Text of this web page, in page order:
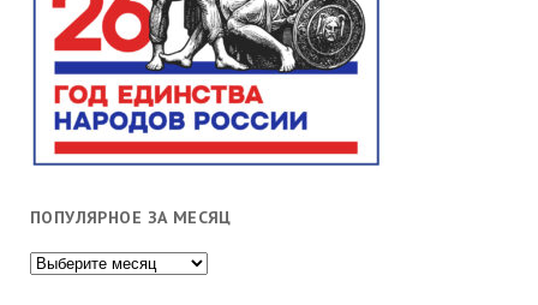
ПОПУЛЯРНОЕ ЗА МЕСЯЦ
Популярное